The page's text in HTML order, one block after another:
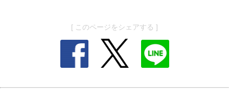
[ このページをシェアする ]